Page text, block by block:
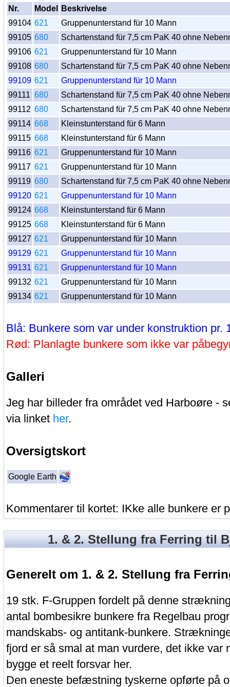
Nr. Model
Beskrivelse
99104 621
Gruppenunterstand für 10 Mann
99105 680
Schartenstand für 7,5 cm PaK 40 ohne
99106 621
Gruppenunterstand für 10 Mann
99108 680
Schartenstand für 7,5 cm PaK 40 ohne
99109 621
Gruppenunterstand für 10 Mann
99111 680
Schartenstand für 7,5 cm PaK 40 ohne
99112 680
Schartenstand für 7,5 cm PaK 40 ohne
99114 668
Kleinstunterstand für 6 Mann
99115 668
Kleinstunterstand für 6 Mann
99116 621
Gruppenunterstand für 10 Mann
99117 621
Gruppenunterstand für 10 Mann
99119 680
Schartenstand für 7,5 cm PaK 40 ohne
99120 621
Gruppenunterstand für 10 Mann
99124 668
Kleinstunterstand für 6 Mann
99125 668
Kleinstunterstand für 6 Mann
99127 621
Gruppenunterstand für 10 Mann
99129 621
Gruppenunterstand für 10 Mann
99131 621
Gruppenunterstand für 10 Mann
99132 621
Gruppenunterstand für 10 Mann
99134 621 Gruppenunterstand für 10 Mann
Blå: Bunkere som var under konstruktion pr.
Rød: Planlagte bunkere som ikke var
Galleri
Jeg har billeder fra området ved Harboøre -
via linket her.
Oversigtskort
Google Earth
Kommentarer til kortet: IKke alle bunkere er
1. & 2. Stellung fra Ferring til
Generelt om 1. & 2. Stellung fra
19 stk. F-Gruppen fordelt på denne
antal bombesikre bunkere fra Regelbau
mandskabs- og antitank-bunkere.
fjord er så smal at man vurdere, det ikke var
bygge et reelt forsvar her.
Den eneste befæstning tyskerne opførte på